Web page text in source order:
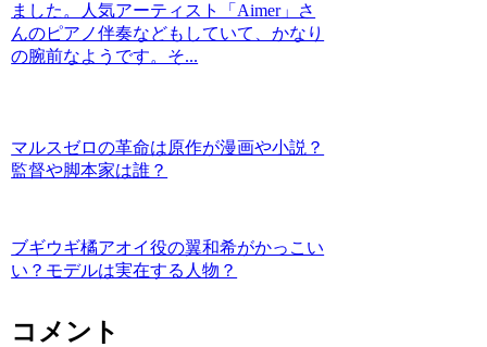
ました。人気アーティスト「Aimer」さ
んのピアノ伴奏などもしていて、かなり
の腕前なようです。そ...
マルスゼロの革命は原作が漫画や小説？
監督や脚本家は誰？
ブギウギ橘アオイ役の翼和希がかっこい
い？モデルは実在する人物？
コメント